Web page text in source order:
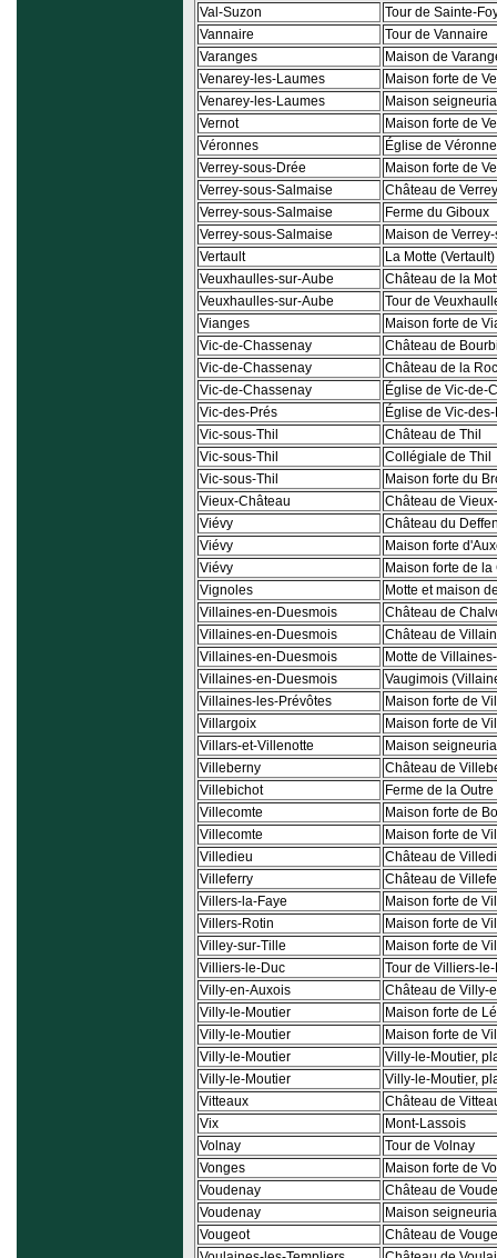
Val-Suzon
Tour de Sainte-
Vannaire
Tour de Vannaire
Varanges
Maison de
Venarey-les-Laumes
Maison forte de
Venarey-les-Laumes
Maison
Vernot
Maison forte de
Véronnes
Église de
Verrey-sous-Drée
Maison forte de
Verrey-sous-Salmaise
Château de
Verrey-sous-Salmaise
Ferme du Giboux
Verrey-sous-Salmaise
Maison de
Vertault
La Motte (Vertault)
Veuxhaulles-sur-Aube
Château de la
Veuxhaulles-sur-Aube
Tour de
Vianges
Maison forte de
Vic-de-Chassenay
Château de
Vic-de-Chassenay
Château de la
Vic-de-Chassenay
Église de Vic-de-
Vic-des-Prés
Église de Vic-
Vic-sous-Thil
Château de Thil
Vic-sous-Thil
Collégiale de Thil
Vic-sous-Thil
Maison forte du
Vieux-Château
Château de
Viévy
Château du
Viévy
Maison forte
Viévy
Maison forte de la
Vignoles
Motte et maison
Villaines-en-Duesmois
Château de
Villaines-en-Duesmois
Château de
Villaines-en-Duesmois
Motte de
Villaines-en-Duesmois
Vaugimois
Villaines-les-Prévôtes
Maison forte de
Villargoix
Maison forte de
Villars-et-Villenotte
Maison
Villeberny
Château de
Villebichot
Ferme de la
Villecomte
Maison forte de
Villecomte
Maison forte de
Villedieu
Château de
Villeferry
Château de
Villers-la-Faye
Maison forte de
Villers-Rotin
Maison forte de
Villey-sur-Tille
Maison forte de
Villiers-le-Duc
Tour de Villiers-
Villy-en-Auxois
Château de Villy-
Villy-le-Moutier
Maison forte de
Villy-le-Moutier
Maison forte de
Villy-le-Moutier
Villy-le-Moutier,
Villy-le-Moutier
Villy-le-Moutier,
Vitteaux
Château de
Vix
Mont-Lassois
Volnay
Tour de Volnay
Vonges
Maison forte de
Voudenay
Château de
Voudenay
Maison
Vougeot
Château de